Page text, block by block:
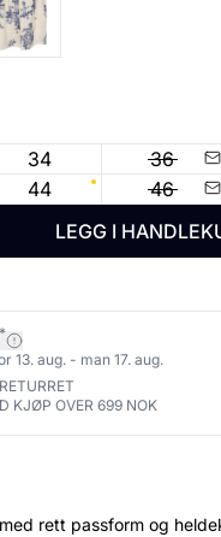
34 36
44 46
LEGG I
*
13. aug. - man 17. aug.
KJØP OVER 699 NOK
rett passform og